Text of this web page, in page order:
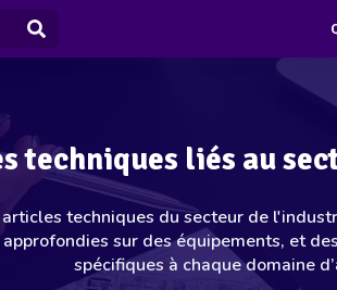
techniques liés au
techniques du secteur de
sur des équipements, et
spécifiques à chaque domaine